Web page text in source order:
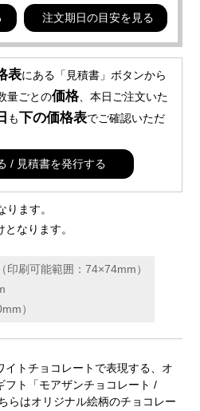
注文期日の目安を見る
表にある「見積書」ボタンから
量ごとの価格、本日ご注文いた
も下の価格表でご確認いただ
/ 見積書を発行する
ます。
なります。
刷可能範囲：74×74mm）
）
イトチョコレートで表現する、オ
フト「モアザンチョコレート /
らはオリジナル絵柄のチョコレー